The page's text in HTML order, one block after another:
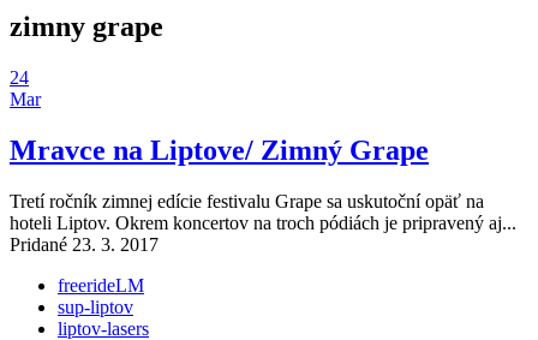
zimny grape
24
Mar
Mravce na Liptove/ Zimný Grape
Tretí ročník zimnej edície festivalu Grape sa uskutoční opäť na
hoteli Liptov. Okrem koncertov na troch pódiách je pripravený aj...
Pridané 23. 3. 2017
freerideLM
sup-liptov
liptov-lasers